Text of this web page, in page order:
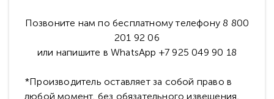
Позвоните нам по бесплатному телефону 8 800
201 92 06
или напишите в WhatsApp +7 925 049 90 18
*Производитель оставляет за собой право в
любой момент, без обязательного извещения,